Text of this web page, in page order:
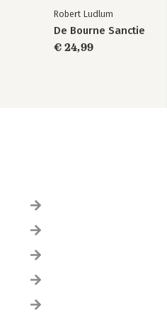
Robert Ludlum
De Bourne Sanctie
€ 24,99